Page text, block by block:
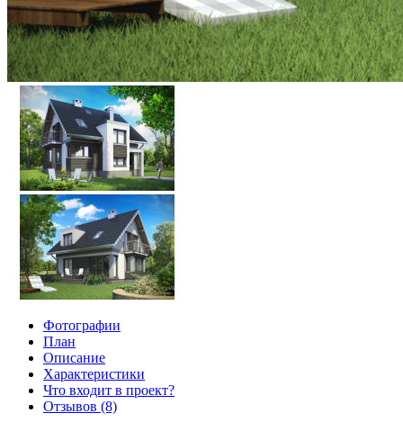
Фотографии
План
Описание
Характеристики
Что входит в проект?
Отзывов (8)